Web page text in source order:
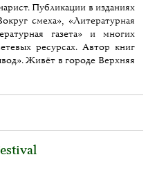
Публикации в изданиях
смеха», «Литературная
газета» и многих
ресурсах. Автор книг
Живёт в городе Верхняя